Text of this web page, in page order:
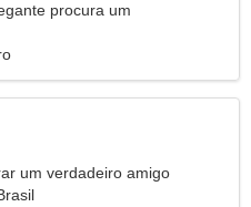
procura um
um verdadeiro amigo